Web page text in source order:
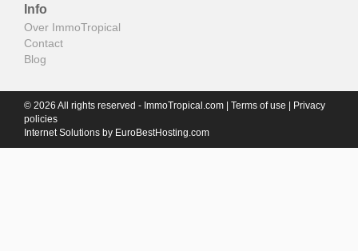
Info
Over ImmoTropical
Contact
Blog
© 2026 All rights reserved - ImmoTropical.com | Terms of use
Privacy
policies
Internet Solutions by EuroBestHosting.com